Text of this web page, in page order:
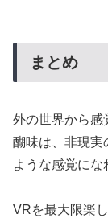
まとめ
外の世界から感
醐味は、非現実
ような感覚にな
VRを最大限楽